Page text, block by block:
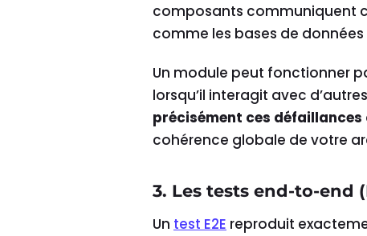
composants communiquent
comme les bases de données
Un module peut fonctionner
lorsqu’il interagit avec
précisément ces
cohérence globale de votre
3. Les tests end-to-end
Un test E2E reproduit